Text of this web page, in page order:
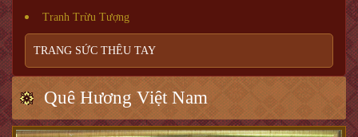
Tranh Trừu Tượng
TRANG SỨC THÊU TAY
Quê Hương Việt Nam